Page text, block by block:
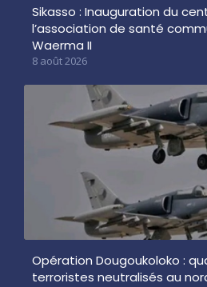
Sikasso : Inauguration du
l’association de santé
Waerma II
8 août 2026
Opération Dougoukoloko :
terroristes neutralisés au